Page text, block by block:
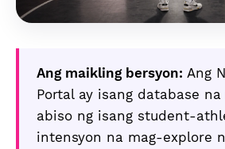
Ang maikling bersyon: Ang
Portal ay isang database
abiso ng isang student-
intensyon na mag-explore